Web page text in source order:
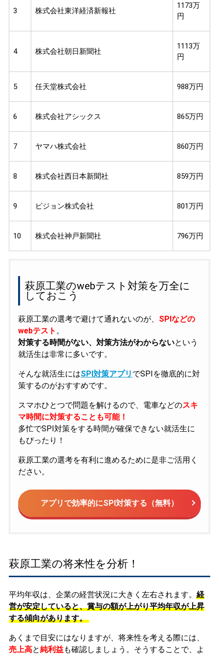
3 株式会社東洋経済新報社
1173万
円
4 株式会社朝日新聞社
1113万
円
5 任天堂株式会社 988万円
6 株式会社アシックス 865万円
7 ヤマハ株式会社 860万円
8 株式会社西日本新聞社 859万円
9 ピジョン株式会社 801万円
10 株式会社神戸新聞社 796万円
萩原工業のwebテスト対策を万全に
しておこう
萩原工業の選考で避けて通れないのが、 SPIなどの
webテスト 。
対策する時間がない、対策方法がわからないという
就活生は非常に多いです。
そんな就活生にはSPI対策アプリ でSPIを徹底的に対
策するのがおすすめです。
スマホひとつで問題を解けるので、電車などのスキ
マ時間に対策することも可能！
多忙でSPI対策をする時間が確保できない就活生に
もぴったり！
萩原工業の選考を有利に進めるために是非ご活用く
ださい。
アプリで効率的にSPI対策する（無料）
萩原工業の将来性を分析！
平均年収は、企業の経営状況に大きく左右されます。 経
営が安定していると、賞与の額が上がり平均年収が上昇
する傾向があります。
あくまで目安にはなりますが、将来性を考える際には、
売上高と純利益も確認しましょう。そうすることで、よ